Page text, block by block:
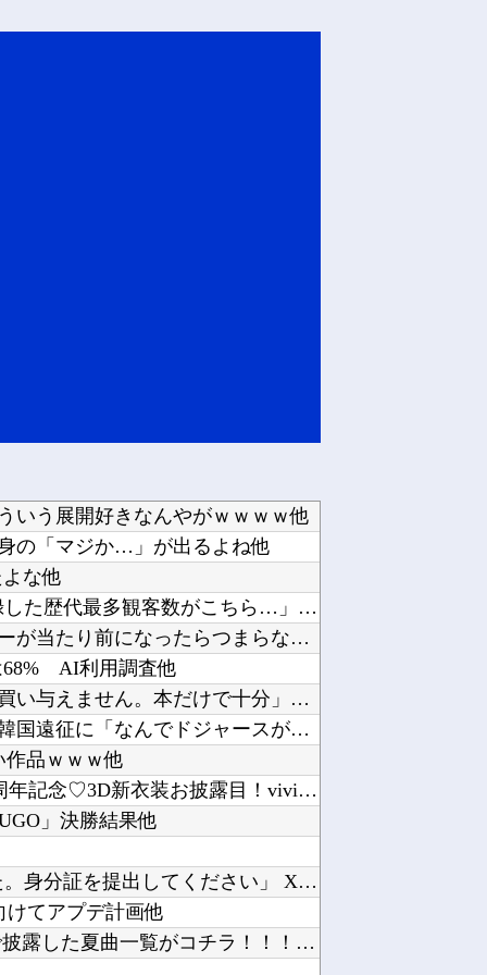
う展開好きなんやがｗｗｗｗ他
の「マジか…」が出るよね他
な他
韓国人「日本がJリーグ開幕戦で記録した歴代最多観客数がこちら…」→「Kリーグとは次元が違う...
【困惑】明石家さんまさん「ナイターが当たり前になったらつまらないんですよ、我々は」ｗｗｗｗ...
68% AI利用調査他
【悲報】親「うちの子にはゲームは買い与えません。本だけで十分」→結果他
大谷の元通訳・水原受刑者、24年の韓国遠征に「なんでドジャースが韓国に？」「日本なら分かる...
作品ｗｗｗ他
【Vtuber】けもみみりふれっ!活動5周年記念♡3D新衣装お披露目！viviONとけもり...
」決勝結果他
Amazon「注文をキャンセルしました。身分証を提出してください」 X民「は？怪しすぎんだ...
けてアプデ計画他
｢真夏の全国ツアー2026｣ 地方公演で披露した夏曲一覧がコチラ！！！【乃木坂46】他